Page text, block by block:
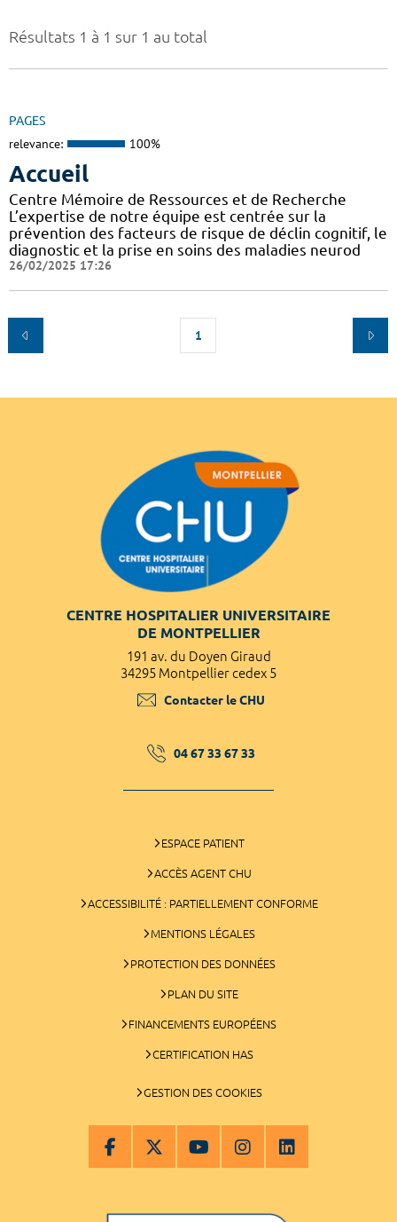
Résultats 1 à 1 sur 1 au total
PAGES
relevance: 100%
Accueil
Centre Mémoire de Ressources et de Recherche
L’expertise de notre équipe est centrée sur la
prévention des facteurs de risque de déclin cognitif, le
diagnostic et la prise en soins des maladies neurod
26/02/2025 17:26
1
CENTRE HOSPITALIER UNIVERSITAIRE
DE MONTPELLIER
191 av. du Doyen Giraud
34295 Montpellier cedex 5
Contacter le CHU
04 67 33 67 33
ESPACE PATIENT
ACCÈS AGENT CHU
ACCESSIBILITÉ : PARTIELLEMENT CONFORME
MENTIONS LÉGALES
PROTECTION DES DONNÉES
PLAN DU SITE
FINANCEMENTS EUROPÉENS
CERTIFICATION HAS
GESTION DES COOKIES